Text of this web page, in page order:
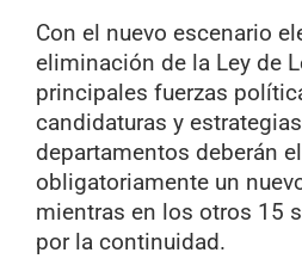
Con el nuevo escenario
eliminación de la Ley de
principales fuerzas
candidaturas y
departamentos deberán
obligatoriamente un
mientras en los otros 15
por la continuidad.